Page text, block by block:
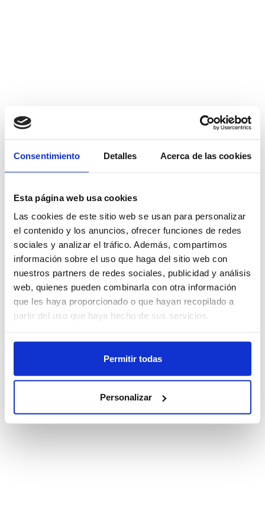
Consentimiento Detalles Acerca de las cookies
Esta página web usa cookies
Las cookies de este sitio web se usan para personalizar
el contenido y los anuncios, ofrecer funciones de redes
sociales y analizar el tráfico. Además, compartimos
información sobre el uso que haga del sitio web con
nuestros partners de redes sociales, publicidad y análisis
web, quienes pueden combinarla con otra información
que les haya proporcionado o que hayan recopilado a
partir del uso que haya hecho de sus servicios.
Permitir todas
Personalizar